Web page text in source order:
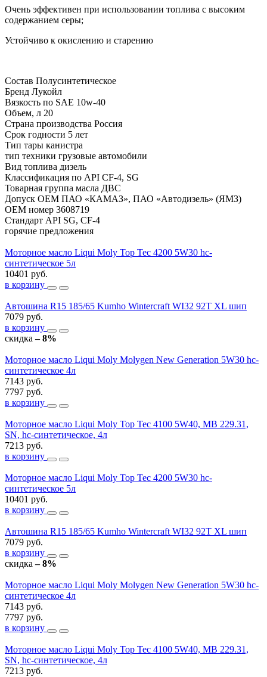
Очень эффективен при использовании топлива с высоким
содержанием серы;
Устойчиво к окислению и старению
Состав Полусинтетическое
Бренд Лукойл
Вязкость по SAE 10w-40
Объем, л 20
Страна производства Россия
Срок годности 5 лет
Тип тары канистра
тип техники грузовые автомобили
Вид топлива дизель
Классификация по API CF-4, SG
Товарная группа масла ДВС
Допуск OEM ПАО «КАМАЗ», ПАО «Автодизель» (ЯМЗ)
OEM номер 3608719
Стандарт API SG, CF-4
горячие предложения
Моторное масло Liqui Moly Top Tec 4200 5W30 hc-
синтетическое 5л
10401 руб.
в корзину
Автошина R15 185/65 Kumho Wintercraft WI32 92T XL шип
7079 руб.
в корзину
скидка– 8%
Моторное масло Liqui Moly Molygen New Generation 5W30 hc-
синтетическое 4л
7143 руб.
7797 руб.
в корзину
Моторное масло Liqui Moly Top Tec 4100 5W40, MB 229.31,
SN, hc-синтетическое, 4л
7213 руб.
в корзину
Моторное масло Liqui Moly Top Tec 4200 5W30 hc-
синтетическое 5л
10401 руб.
в корзину
Автошина R15 185/65 Kumho Wintercraft WI32 92T XL шип
7079 руб.
в корзину
скидка– 8%
Моторное масло Liqui Moly Molygen New Generation 5W30 hc-
синтетическое 4л
7143 руб.
7797 руб.
в корзину
Моторное масло Liqui Moly Top Tec 4100 5W40, MB 229.31,
SN, hc-синтетическое, 4л
7213 руб.